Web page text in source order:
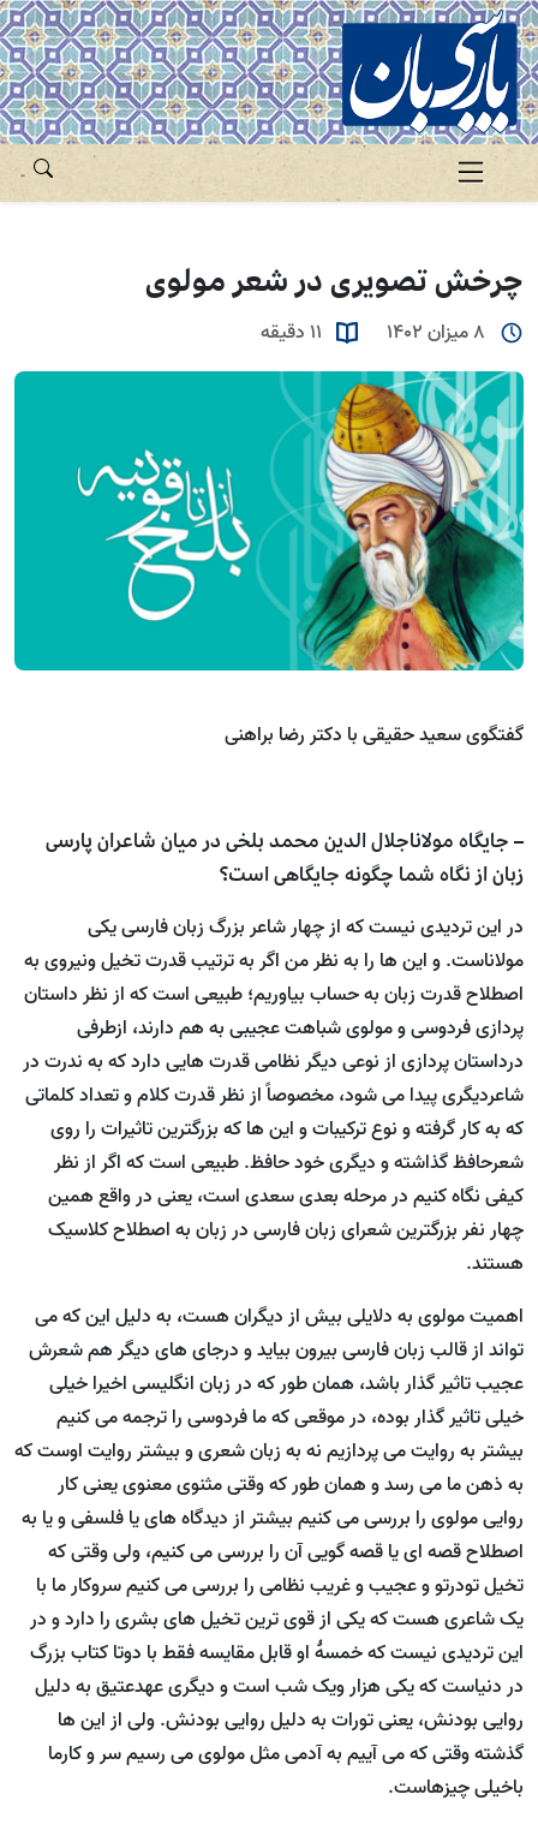
چرخش تصویری در شعر مولوی
8 میزان 1402 11 دقیقه
گفتگوی سعید حقیقی با دکتر رضا براهنی
– جایگاه مولاناجلال الدین محمد بلخی در میان شاعران پارسی
زبان از نگاه شما چگونه جایگاهی است؟
در این تردیدی نیست که از چهار شاعر بزرگ زبان فارسی یکی
مولاناست. و این ها را به نظر من اگر به ترتیب قدرت تخیل ونیروی به
اصطلاح قدرت زبان به حساب بیاوریم؛ طبیعی است که از نظر داستان
پردازی فردوسی و مولوی شباهت عجیبی به هم دارند، ازطرفی
درداستان پردازی از نوعی دیگر نظامی قدرت هایی دارد که به ندرت در
شاعردیگری پیدا می شود، مخصوصاً از نظر قدرت کلام و تعداد کلماتی
که به کار گرفته و نوع ترکیبات و این ها که بزرگترین تاثیرات را روی
شعرحافظ گذاشته و دیگری خود حافظ. طبیعی است که اگر از نظر
کیفی نگاه کنیم در مرحله بعدی سعدی است، یعنی در واقع همین
چهار نفر بزرگترین شعرای زبان فارسی در زبان به اصطلاح کلاسیک
هستند.
اهمیت مولوی به دلایلی بیش از دیگران هست، به دلیل این که می
تواند از قالب زبان فارسی بیرون بیاید و درجای های دیگر هم شعرش
عجیب تاثیر گذار باشد، همان طور که در زبان انگلیسی اخیرا خیلی
خیلی تاثیر گذار بوده، در موقعی که ما فردوسی را ترجمه می کنیم
بیشتر به روایت می پردازیم نه به زبان شعری و بیشتر روایت اوست که
به ذهن ما می رسد و همان طور که وقتی مثنوی معنوی یعنی کار
روایی مولوی را بررسی می کنیم بیشتر از دیدگاه های یا فلسفی و یا به
اصطلاح قصه ای یا قصه گویی آن را بررسی می کنیم، ولی وقتی که
تخیل تودرتو و عجیب و غریب نظامی را بررسی می کنیم سروکار ما با
یک شاعری هست که یکی از قوی ترین تخیل های بشری را دارد و در
این تردیدی نیست که خمسۀ او قابل مقایسه فقط با دوتا کتاب بزرگ
در دنیاست که یکی هزار ویک شب است و دیگری عهدعتیق به دلیل
روایی بودنش، یعنی تورات به دلیل روایی بودنش. ولی از این ها
گذشته وقتی که می آییم به آدمی مثل مولوی می رسیم سر و کارما
باخیلی چیزهاست.